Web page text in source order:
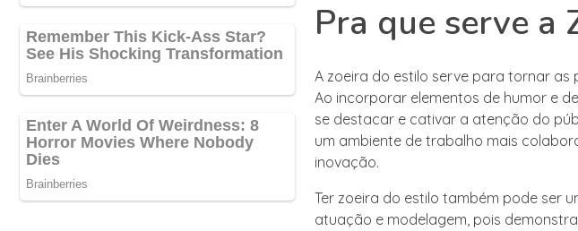
Pra que serve a
A zoeira do estilo serve para tornar as
Ao incorporar elementos de humor e
se destacar e cativar a atenção do
um ambiente de trabalho mais
inovação.
Ter zoeira do estilo também pode ser
atuação e modelagem, pois